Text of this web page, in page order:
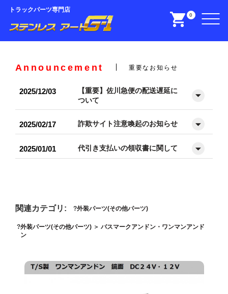
トラックパーツ専門店
0
Announcement 重要なお知らせ
2025/12/03
【重要】佐川急便の配送遅延に
ついて
2025/02/17 詐欺サイト注意喚起のお知らせ
2025/01/01 代引き支払いの領収書に関して
関連カテゴリ: 外装パーツ(その他パーツ)
外装パーツ(その他パーツ) ＞ バスマークアンドン・ワンマンアンド
ン